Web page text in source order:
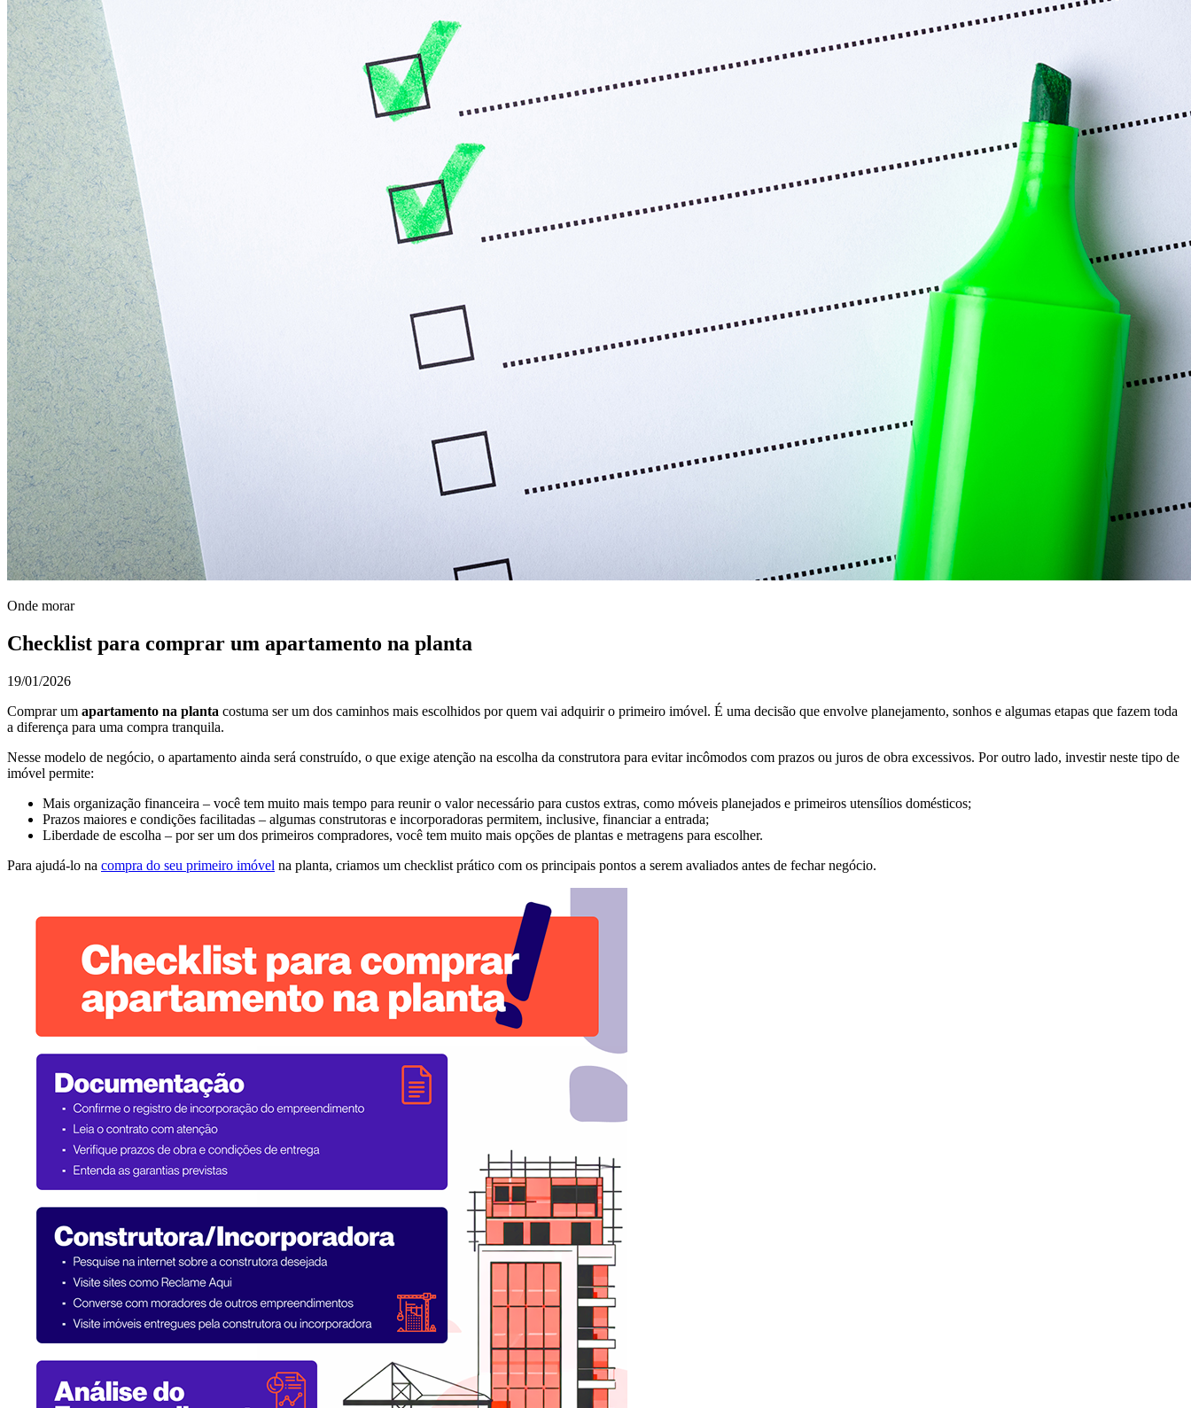
Onde morar
Checklist para comprar um apartamento na planta
19/01/2026
Comprar um apartamento na planta costuma ser um dos caminhos mais escolhidos por quem vai adquirir o primeiro imóvel. É uma decisão que envolve planejamento, sonhos e algumas etapas que fazem toda
a diferença para uma compra tranquila.
Nesse modelo de negócio, o apartamento ainda será construído, o que exige atenção na escolha da construtora para evitar incômodos com prazos ou juros de obra excessivos. Por outro lado, investir neste tipo de
imóvel permite:
Mais organização financeira – você tem muito mais tempo para reunir o valor necessário para custos extras, como móveis planejados e primeiros utensílios domésticos;
Prazos maiores e condições facilitadas – algumas construtoras e incorporadoras permitem, inclusive, financiar a entrada;
Liberdade de escolha – por ser um dos primeiros compradores, você tem muito mais opções de plantas e metragens para escolher.
Para ajudá-lo na compra do seu primeiro imóvel na planta, criamos um checklist prático com os principais pontos a serem avaliados antes de fechar negócio.